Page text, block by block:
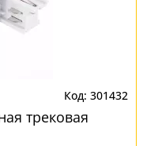
301432
трековая